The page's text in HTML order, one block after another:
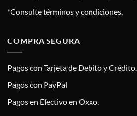
*Consulte términos y condiciones.
COMPRA SEGURA
Pagos con Tarjeta de Debito y Crédito.
Pagos con PayPal
Pagos en Efectivo en Oxxo.